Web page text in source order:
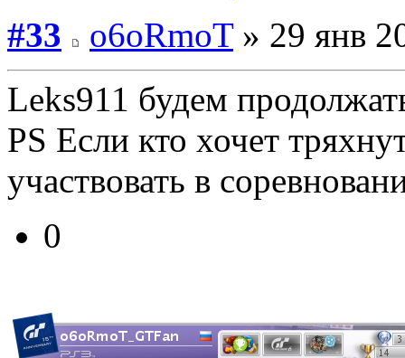
#33
o6oRmoT» 29 янв
Leks911 будем
PS Если кто хочет
участвовать в
0